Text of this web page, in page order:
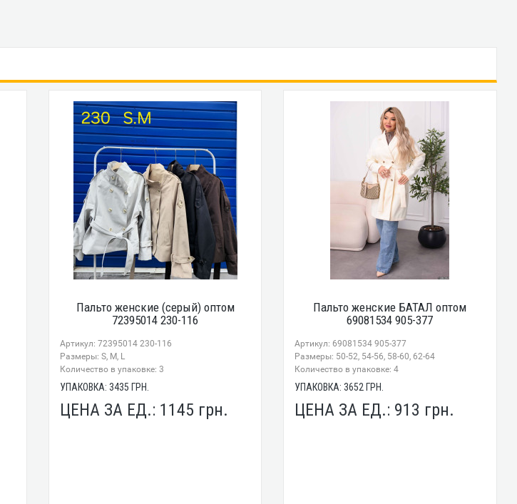
Пальто женские (серый) оптом
72395014 230-116
Артикул: 72395014 230-116
Размеры: S, M, L
Количество в упаковке: 3
УПАКОВКА: 3435 ГРН.
ЦЕНА ЗА ЕД.: 1145 грн.
Пальто женские БАТАЛ оптом
69081534 905-377
Артикул: 69081534 905-377
Размеры: 50-52, 54-56, 58-60, 62-64
Количество в упаковке: 4
УПАКОВКА:3652 ГРН.
ЦЕНА ЗА ЕД.: 913 грн.